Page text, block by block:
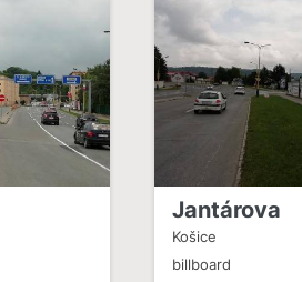
Jantárova
Košice
billboard